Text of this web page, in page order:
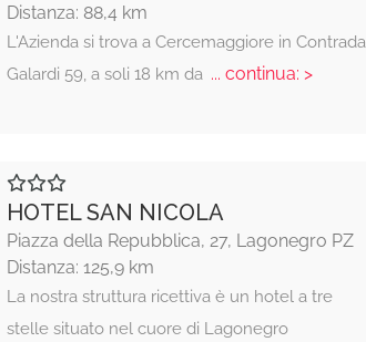
Distanza: 88,4 km
L'Azienda si trova a Cercemaggiore in Contrada
Galardi 59, a soli 18 km da... continua: >
HOTEL SAN NICOLA
Piazza della Repubblica, 27, Lagonegro PZ
Distanza: 125,9 km
La nostra struttura ricettiva è un hotel a tre
stelle situato nel cuore di Lagonegro